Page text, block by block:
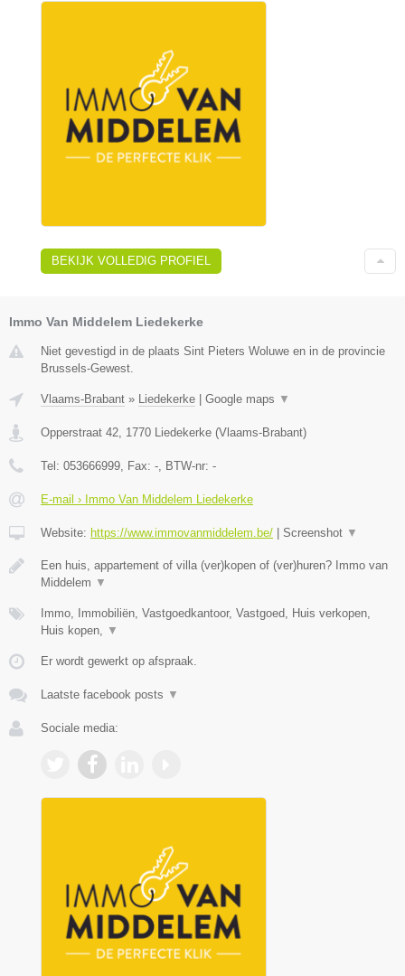
BEKIJK VOLLEDIG PROFIEL
Immo Van Middelem Liedekerke
Niet gevestigd in de plaats Sint Pieters Woluwe en in de provincie
Brussels-Gewest.
Vlaams-Brabant » Liedekerke Google maps ▼
Opperstraat 42 1770 Liedekerke (Vlaams-Brabant)
Tel: 053666999 , Fax: - , BTW-nr: -
E-mail › Immo Van Middelem Liedekerke
Website: https://www.immovanmiddelem.be/ Screenshot ▼
Een huis, appartement of villa (ver)kopen of (ver)huren? Immo van
Middelem ▼
Immo, Immobiliën, Vastgoedkantoor, Vastgoed, Huis verkopen,
Huis kopen,
▼
Er wordt gewerkt op afspraak.
Laatste facebook posts ▼
Sociale media: